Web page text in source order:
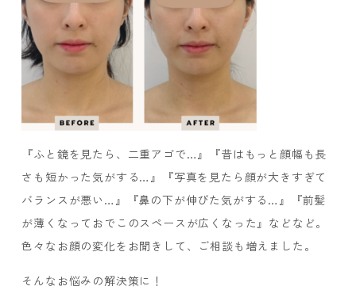
『ふと鏡を見たら、二重アゴで…』『昔はもっと顔幅も長
さも短かった気がする…』『写真を見たら顔が大きすぎて
バランスが悪い…』『鼻の下が伸びた気がする…』『前髪
が薄くなっておでこのスペースが広くなった』などなど。
色々なお顔の変化をお聞きして、ご相談も増えました。
そんなお悩みの解決策に！